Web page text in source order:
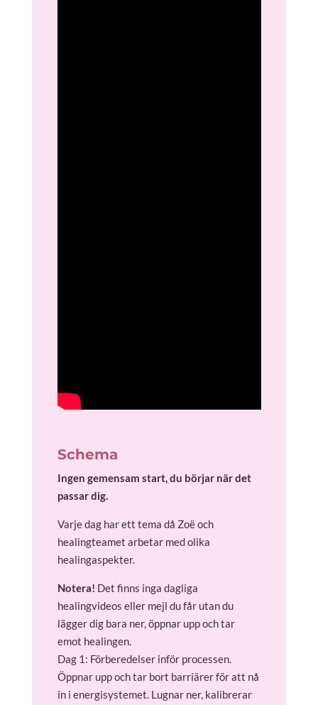
Schema
Ingen gemensam start, du börjar när det
passar dig.
Varje dag har ett tema då Zoë och
healingteamet arbetar med olika
healingaspekter.
Notera! Det finns inga dagliga
healingvideos eller mejl du får utan du
lägger dig bara ner, öppnar upp och tar
emot healingen.
Dag 1: Förberedelser inför processen.
Öppnar upp och tar bort barriärer för att nå
in i energisystemet. Lugnar ner, kalibrerar